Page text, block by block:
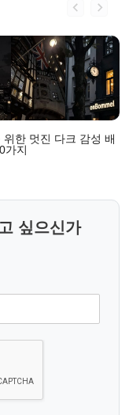
위한 멋진 다크 감성 배
가지
싶으신가